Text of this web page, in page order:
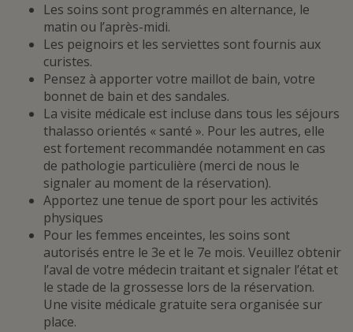
Les soins sont programmés en alternance, le
matin ou l’après-midi.
Les peignoirs et les serviettes sont fournis aux
curistes.
Pensez à apporter votre maillot de bain, votre
bonnet de bain et des sandales.
La visite médicale est incluse dans tous les séjours
thalasso orientés « santé ». Pour les autres, elle
est fortement recommandée notamment en cas
de pathologie particulière (merci de nous le
signaler au moment de la réservation).
Apportez une tenue de sport pour les activités
physiques
Pour les femmes enceintes, les soins sont
autorisés entre le 3e et le 7e mois. Veuillez obtenir
l’aval de votre médecin traitant et signaler l’état et
le stade de la grossesse lors de la réservation.
Une visite médicale gratuite sera organisée sur
place.